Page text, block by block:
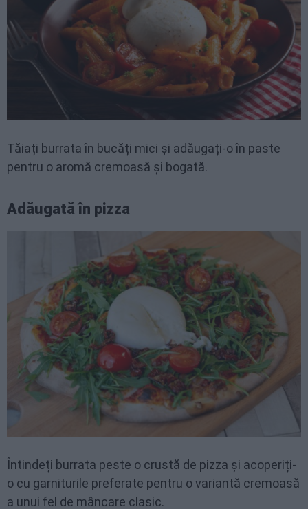
Tăiați burrata în bucăți mici și adăugați-o în paste
pentru o aromă cremoasă și bogată.
Adăugată în pizza
Întindeți burrata peste o crustă de pizza și acoperiți-
o cu garniturile preferate pentru o variantă cremoasă
a unui fel de mâncare clasic.